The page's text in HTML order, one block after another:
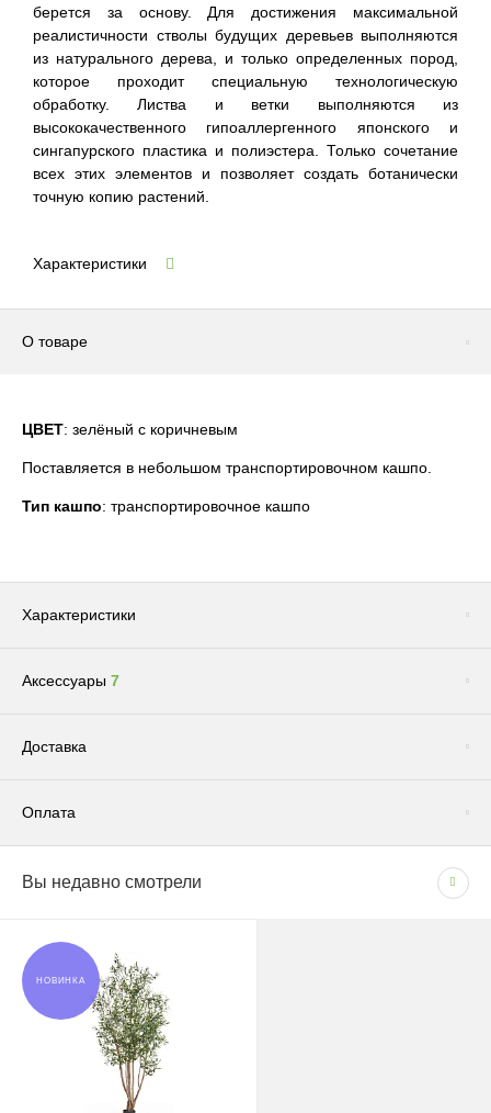
берется за основу. Для достижения максимальной
реалистичности стволы будущих деревьев выполняются
из натурального дерева, и только определенных пород,
которое проходит специальную технологическую
обработку. Листва и ветки выполняются из
высококачественного гипоаллергенного японского и
сингапурского пластика и полиэстера. Только сочетание
всех этих элементов и позволяет создать ботанически
точную копию растений.
Характеристики
О товаре
ЦВЕТ: зелёный с коричневым
Поставляется в небольшом транспортировочном кашпо.
Тип кашпо: транспортировочное кашпо
Характеристики
Аксессуары 7
Грунт "Эффект" универсальный для всех видов растений 5л
Доставка
Доставка — 1–2 рабочих дня после оформления
заказа; при безналичной оплате — после поступления
средств на счёт.
При отсутствии позиции на складе: растения — 1–2
недели, кашпо — 1,5–3 недели.
Оплата
СПОСОБЫ ОПЛАТЫ
- Безналичным способом на основании счета
Вы недавно смотрели
НОВИНКА